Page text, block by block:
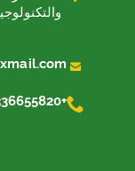


+86-13336655820